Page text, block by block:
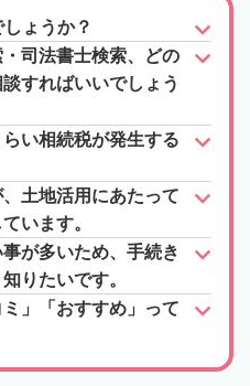
ょうか？
司法書士検索、どの
すればいいでしょう
い相続税が発生する
土地活用にあたって
います。
が多いため、手続き
りたいです。
ミ」「おすすめ」って